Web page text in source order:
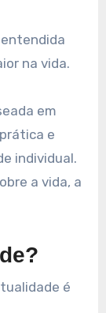
na vida.
em
e
individual.
a vida, a
é